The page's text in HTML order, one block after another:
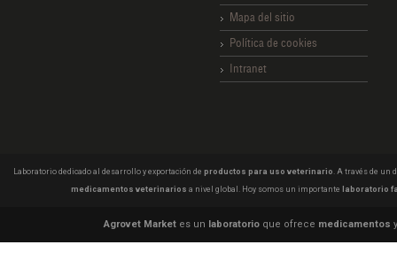
Mapa del sitio
Política de cookies
Intranet
Laboratorio dedicado al desarrollo y exportación de productos para uso veterinario . A través de un
medicamentos veterinarios a nivel global. Hoy somos un importante laboratorio
Agrovet Market es un laboratorio que ofrece medicamentos